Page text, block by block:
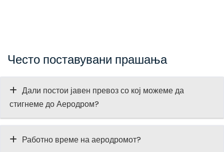
Често поставувани прашања
Дали постои јавен превоз со кој можеме да
стигнеме до Аеродром?
Работно време на аеродромот?